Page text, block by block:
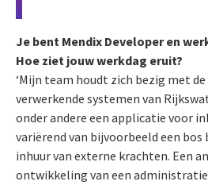
Je bent Mendix Developer en
Hoe ziet jouw werkdag eruit?
‘Mijn team houdt zich bezig met
verwerkende systemen van
onder andere een applicatie voor
variërend van bijvoorbeeld een
inhuur van externe krachten. Een
ontwikkeling van een